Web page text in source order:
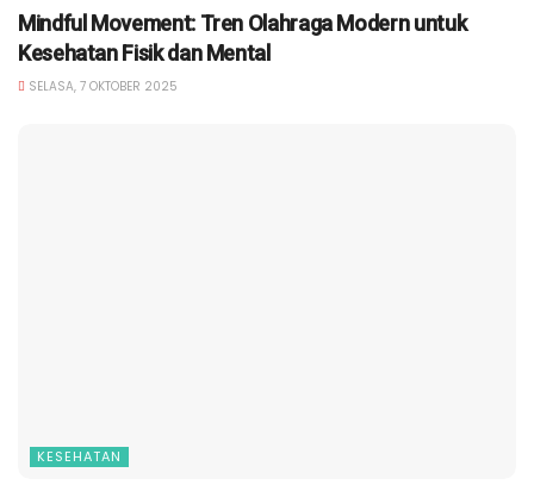
Mindful Movement: Tren Olahraga Modern untuk
Kesehatan Fisik dan Mental
SELASA, 7 OKTOBER 2025
KESEHATAN